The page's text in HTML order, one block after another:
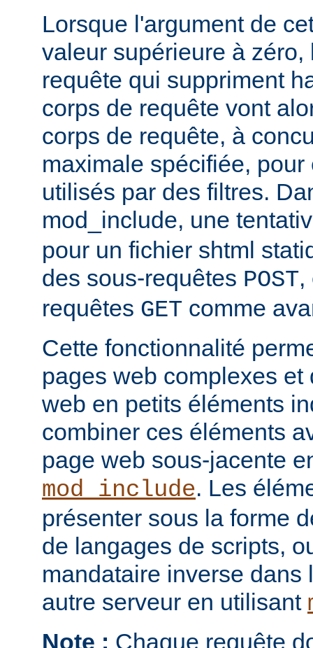
Lorsque l'argument de
valeur supérieure à
requête qui suppriment
corps de requête vont
corps de requête, à
maximale spécifiée,
utilisés par des filtres.
mod_include, une
pour un fichier shtml
des sous-requêtes POST,
requêtes GET comme
Cette fonctionnalité
pages web complexes
web en petits éléments
combiner ces éléments
page web sous-jacente
mod_include. Les
présenter sous la forme
de langages de scripts,
mandataire inverse dans
autre serveur en utilisant
Note : Chaque requête